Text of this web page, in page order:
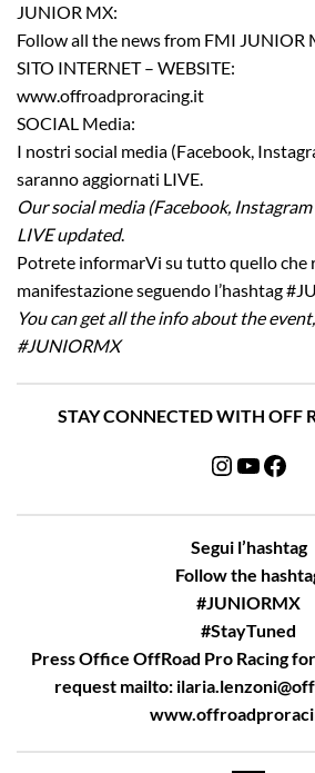
JUNIOR MX:
Follow all the news from FMI JUNIOR
SITO INTERNET – WEBSITE:
www.offroadproracing.it
SOCIAL Media:
I nostri social media (Facebook,
saranno aggiornati LIVE.
Our social media (Facebook,
LIVE updated.
Potrete informarVi su tutto quello che
manifestazione seguendo l’hashtag
You can get all the info about the
#JUNIORMX
STAY CONNECTED WITH OFF
Instagram
Segui l’hashtag
Follow the
#JUNIORMX
#StayTuned
Press Office OffRoad Pro Racing
request mailto: